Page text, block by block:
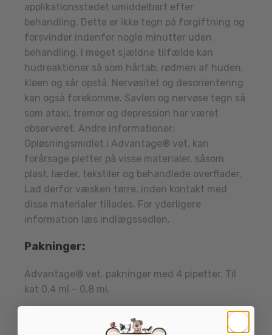
applikationsstedet umiddelbart efter
behandling. Dette er ikke tegn på forgiftning og
forsvinder indenfor nogle minutter uden
behandling. I meget sjældne tilfælde kan
hudreaktioner så som hårtab, rødmen af huden,
kløen og sår opstå. Nervøsitet og desorientering
kan også forekomme. Savlen og nervøse tegn så
som ataxi, tremor og depression har været
observeret. Andre informationer:
Opløsningsmidlet i Advantage® vet. kan
forårsage pletter på visse materialer, såsom
plast, læder, tekstiler og behandlede overflader.
Lad derfor væsken tørre, inden kontakt med
disse materialer tillades. For yderligere
information læs indlægssedlen.
Pakninger:
Advantage® vet. pakninger med 4 pipetter. Til
kat 0,4 ml – 0,8 ml.
Loppe -og flåtmidler kan ikke byttes eller
returneres (heller ikke uåbnede pakninger)